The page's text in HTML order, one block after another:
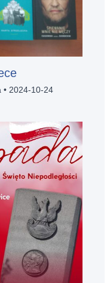
• 2024-10-24